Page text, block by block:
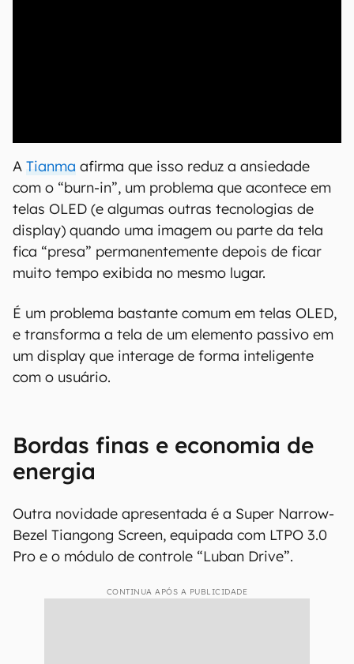
A Tianma afirma que isso reduz a ansiedade
com o “burn-in”, um problema que acontece em
telas OLED (e algumas outras tecnologias de
display) quando uma imagem ou parte da tela
fica “presa” permanentemente depois de ficar
muito tempo exibida no mesmo lugar.
É um problema bastante comum em telas OLED,
e transforma a tela de um elemento passivo em
um display que interage de forma inteligente
com o usuário.
Bordas finas e economia de
energia
Outra novidade apresentada é a Super Narrow-
Bezel Tiangong Screen, equipada com LTPO 3.0
Pro e o módulo de controle “Luban Drive”.
CONTINUA APÓS A PUBLICIDADE